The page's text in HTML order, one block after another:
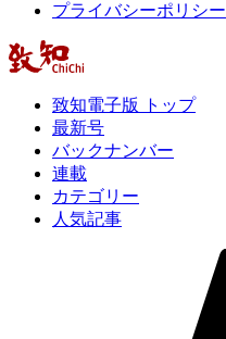
プライバシーポリシー
致知電子版 トップ
最新号
バックナンバー
連載
カテゴリー
人気記事